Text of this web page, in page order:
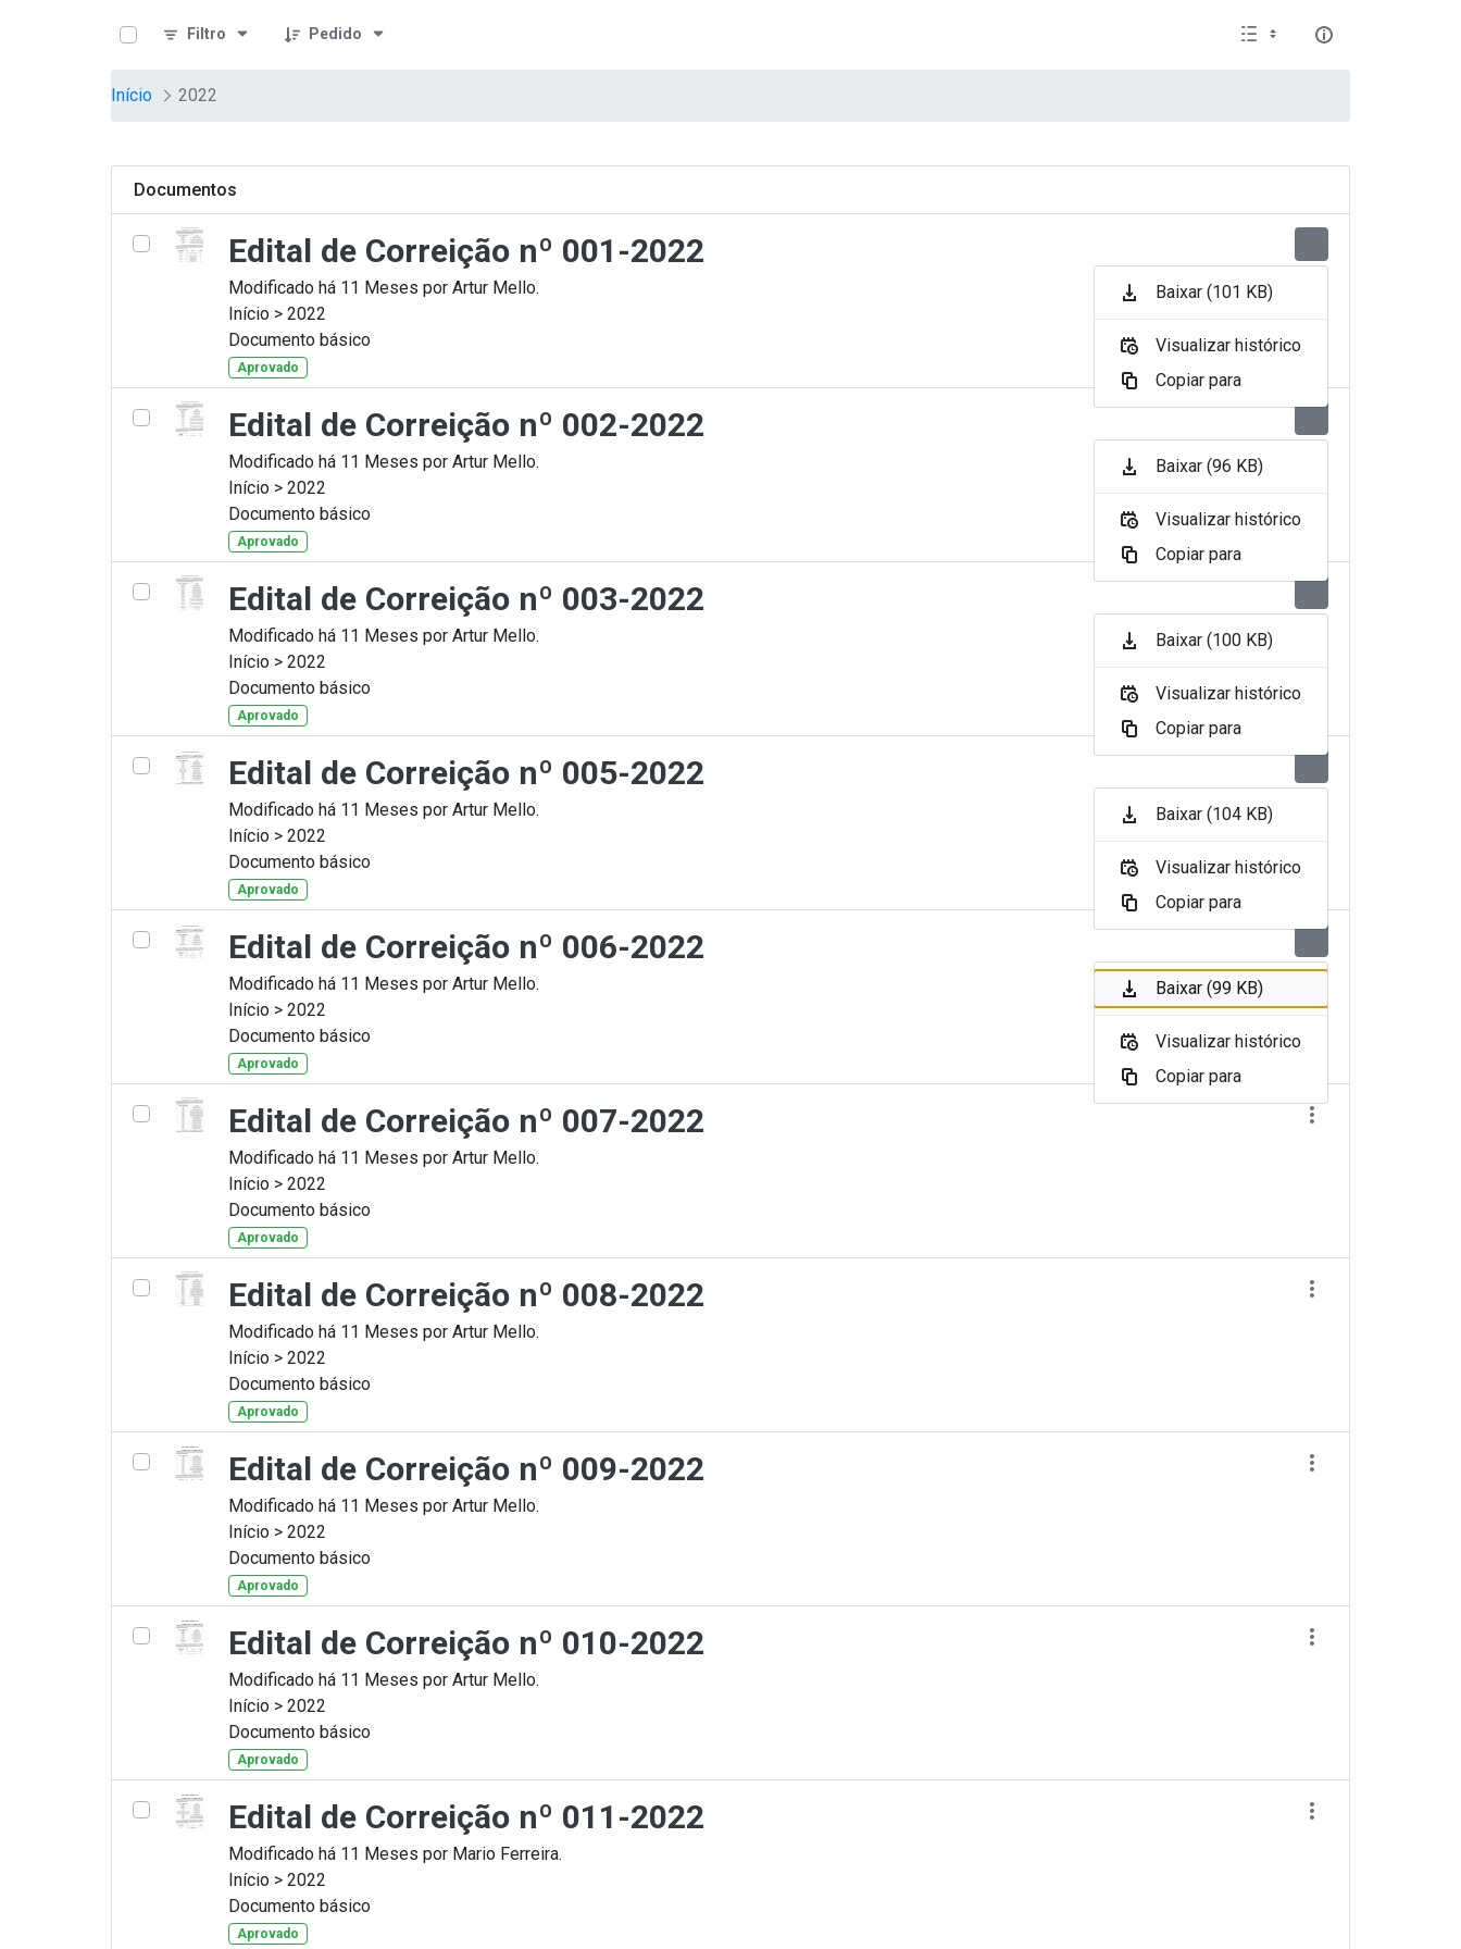
teste descricaoFiltro
Pedido
Início 2022
Documentos
Edital de Correição nº 001-2022
Modificado há 11 Meses por Artur Mello.
Início > 2022
Documento básico
Aprovado
Edital de Correição nº 002-2022
Modificado há 11 Meses por Artur Mello.
Início > 2022
Documento básico
Aprovado
Edital de Correição nº 003-2022
Modificado há 11 Meses por Artur Mello.
Início > 2022
Documento básico
Aprovado
Edital de Correição nº 005-2022
Modificado há 11 Meses por Artur Mello.
Início > 2022
Documento básico
Aprovado
Edital de Correição nº 006-2022
Modificado há 11 Meses por Artur Mello.
Início > 2022
Documento básico
Aprovado
Edital de Correição nº 007-2022
Modificado há 11 Meses por Artur Mello.
Início > 2022
Documento básico
Aprovado
Edital de Correição nº 008-2022
Modificado há 11 Meses por Artur Mello.
Início > 2022
Documento básico
Aprovado
Edital de Correição nº 009-2022
Modificado há 11 Meses por Artur Mello.
Início > 2022
Documento básico
Aprovado
Edital de Correição nº 010-2022
Modificado há 11 Meses por Artur Mello.
Início > 2022
Documento básico
Aprovado
Edital de Correição nº 011-2022
Modificado há 11 Meses por Mario Ferreira.
Início > 2022
Documento básico
Aprovado
Baixar (101 KB)
Visualizar histórico
Copiar para
Baixar (96 KB)
Visualizar histórico
Copiar para
Baixar (100 KB)
Visualizar histórico
Copiar para
Baixar (104 KB)
Visualizar histórico
Copiar para
Baixar (99 KB)
Visualizar histórico
Copiar para